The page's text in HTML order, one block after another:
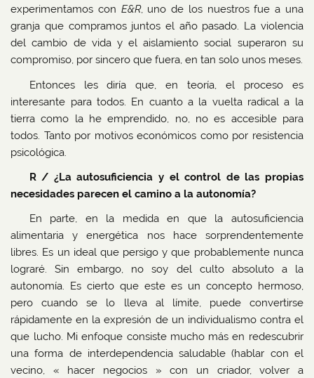
experimentamos con E&R, uno de los nuestros fue a una
granja que compramos juntos el año pasado. La violencia
del cambio de vida y el aislamiento social superaron su
compromiso, por sincero que fuera, en tan solo unos meses.
Entonces les diría que, en teoría, el proceso es
interesante para todos. En cuanto a la vuelta radical a la
tierra como la he emprendido, no, no es accesible para
todos. Tanto por motivos económicos como por resistencia
psicológica.
R / ¿La autosuficiencia y el control de las propias
necesidades parecen el camino a la autonomía?
En parte, en la medida en que la autosuficiencia
alimentaria y energética nos hace sorprendentemente
libres. Es un ideal que persigo y que probablemente nunca
lograré. Sin embargo, no soy del culto absoluto a la
autonomía. Es cierto que este es un concepto hermoso,
pero cuando se lo lleva al límite, puede convertirse
rápidamente en la expresión de un individualismo contra el
que lucho. Mi enfoque consiste mucho más en redescubrir
una forma de interdependencia saludable (hablar con el
vecino, « hacer negocios » con un criador, volver a